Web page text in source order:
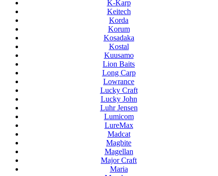
K-Karp
Keitech
Korda
Korum
Kosadaka
Kostal
Kuusamo
Lion Baits
Long Carp
Lowrance
Lucky Craft
Lucky John
Luhr Jensen
Lumicom
LureMax
Madcat
Magbite
Magellan
Major Craft
Maria